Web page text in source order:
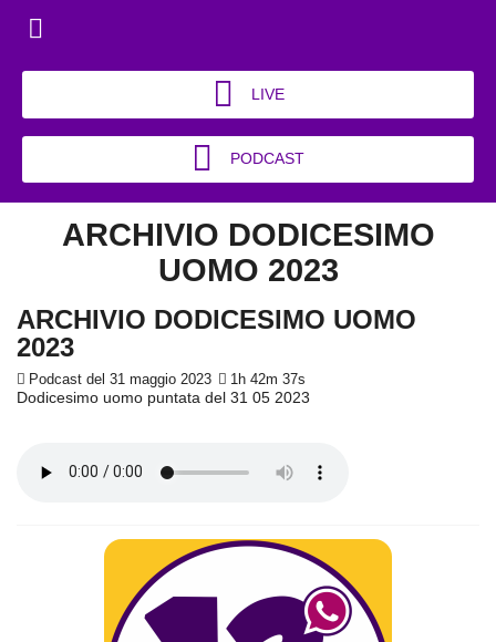
LIVE
PODCAST
ARCHIVIO DODICESIMO
UOMO 2023
ARCHIVIO DODICESIMO UOMO
2023
Podcast del 31 maggio 2023 1h 42m 37s
Dodicesimo uomo puntata del 31 05 2023